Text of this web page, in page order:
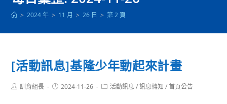
> 2024 年 > 11 月 > 26 日 > 第 2 頁
[活動訊息]基隆少年動起來計畫
Post訓育組長
Post2024-11-26
Post活動訊息 / 訊息轉知 / 首頁公告